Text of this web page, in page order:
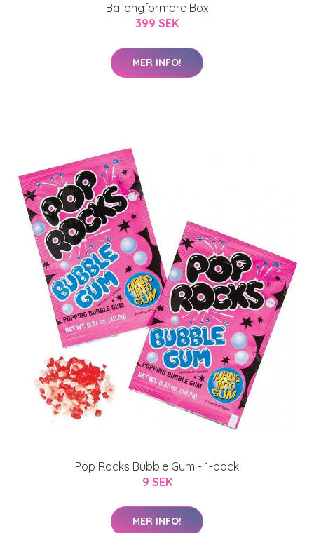
Ballongformare Box
399 SEK
MER INFO!
Pop Rocks Bubble Gum - 1-pack
9 SEK
MER INFO!